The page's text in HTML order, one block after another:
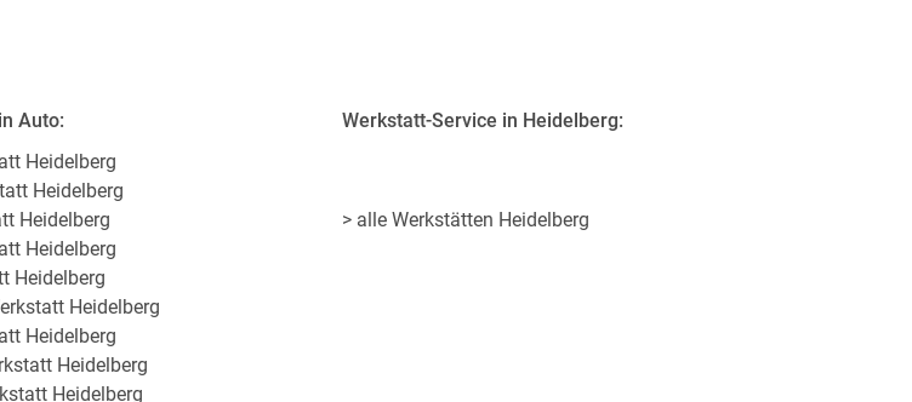
Auto:
Heidelberg
Heidelberg
Heidelberg
Heidelberg
Heidelberg
Heidelberg
Heidelberg
Heidelberg
Heidelberg
Werkstatt-Service in Heidelberg:
> alle Werkstätten Heidelberg